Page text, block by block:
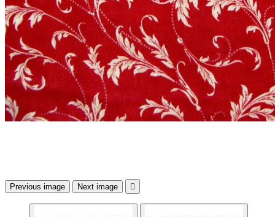
Previous image Next image 